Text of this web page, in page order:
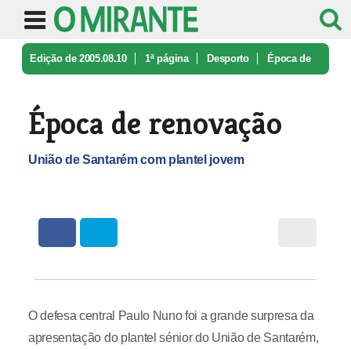
Edição de 2005.08.10 1ª página Desporto Época de
Época de renovação
União de Santarém com plantel jovem
O defesa central Paulo Nuno foi a grande surpresa da
apresentação do plantel sénior do União de Santarém,